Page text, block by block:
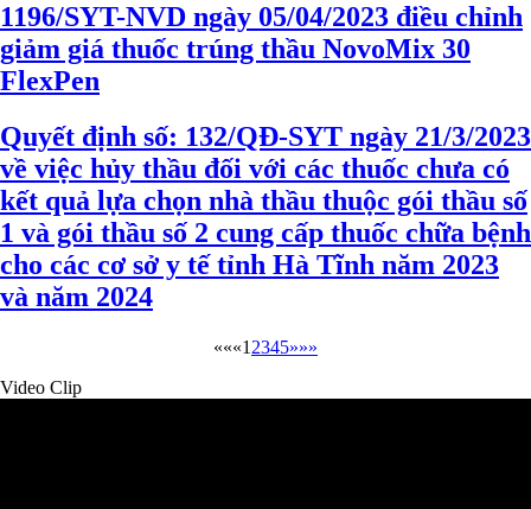
1196/SYT-NVD ngày 05/04/2023 điều chỉnh
giảm giá thuốc trúng thầu NovoMix 30
FlexPen
Quyết định số: 132/QĐ-SYT ngày 21/3/2023
về việc hủy thầu đối với các thuốc chưa có
kết quả lựa chọn nhà thầu thuộc gói thầu số
1 và gói thầu số 2 cung cấp thuốc chữa bệnh
cho các cơ sở y tế tỉnh Hà Tĩnh năm 2023
và năm 2024
«««1 2345»»»
Video Clip